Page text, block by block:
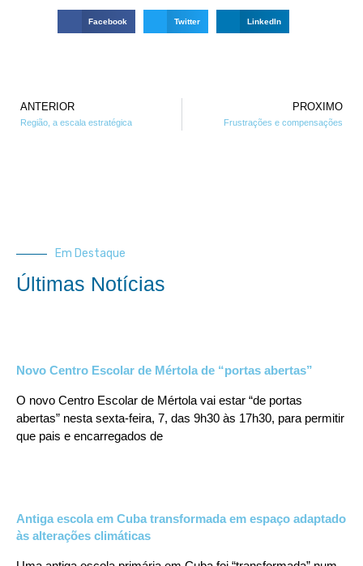
Facebook Twitter LinkedIn
ANTERIOR
Região, a escala estratégica
PROXIMO
Frustrações e compensações
Em Destaque
Últimas Notícias
Novo Centro Escolar de Mértola de “portas abertas”
O novo Centro Escolar de Mértola vai estar “de portas
abertas” nesta sexta-feira, 7, das 9h30 às 17h30, para permitir
que pais e encarregados de
Antiga escola em Cuba transformada em espaço adaptado
às alterações climáticas